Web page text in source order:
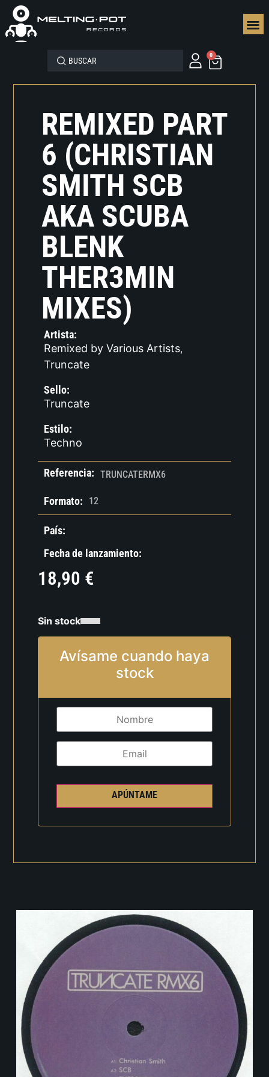
0
REMIXED PART
6 (CHRISTIAN
SMITH SCB
AKA SCUBA
BLENK
THER3MIN
MIXES)
Artista:
Remixed by Various Artists,
Truncate
Sello:
Truncate
Estilo:
Techno
Referencia: TRUNCATERMX6
Formato: 12
País:
Fecha de lanzamiento:
18,90 €
Sin stock
Avísame cuando haya
stock
APÚNTAME